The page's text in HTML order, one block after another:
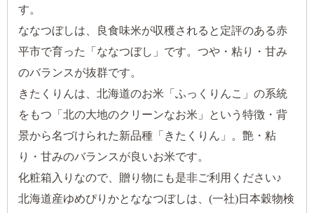
す。
ななつぼしは、良食味米が収穫されると定評のある赤
平市で育った「ななつぼし」です。つや・粘り・甘み
のバランスが抜群です。
きたくりんは、北海道のお米「ふっくりんこ」の系統
をもつ「北の大地のクリーンなお米」という特徴・背
景から名づけられた新品種「きたくりん」。艶・粘
り・甘みのバランスが良いお米です。
化粧箱入りなので、贈り物にも是非ご利用ください♪
北海道産ゆめぴりかとななつぼしは、(一社)日本穀物検